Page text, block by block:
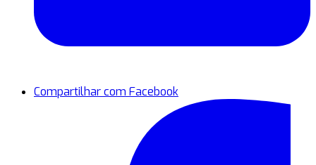
Compartilhar com Facebook